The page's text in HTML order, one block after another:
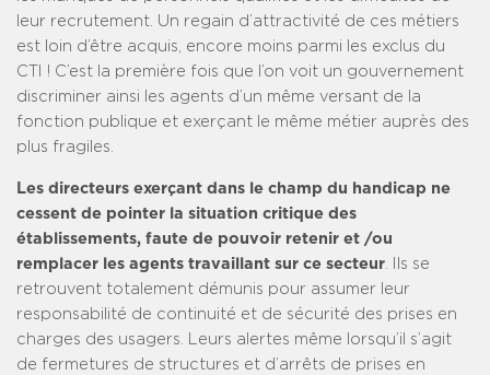
leur recrutement. Un regain d’attractivité de ces métiers
est loin d’être acquis, encore moins parmi les exclus du
CTI ! C’est la première fois que l’on voit un gouvernement
discriminer ainsi les agents d’un même versant de la
fonction publique et exerçant le même métier auprès des
plus fragiles.
Les directeurs exerçant dans le champ du handicap ne
cessent de pointer la situation critique des
établissements, faute de pouvoir retenir et /ou
remplacer les agents travaillant sur ce secteur. Ils se
retrouvent totalement démunis pour assumer leur
responsabilité de continuité et de sécurité des prises en
charges des usagers. Leurs alertes même lorsqu’il s’agit
de fermetures de structures et d’arrêts de prises en